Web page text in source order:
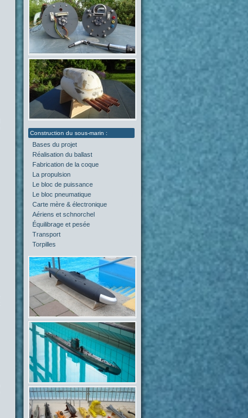
Bases du projet
Réalisation du ballast
Fabrication de la coque
La propulsion
Le bloc de puissance
Le bloc pneumatique
Carte mère & électronique
Aériens et schnorchel
Équilibrage et pesée
Transport
Torpilles